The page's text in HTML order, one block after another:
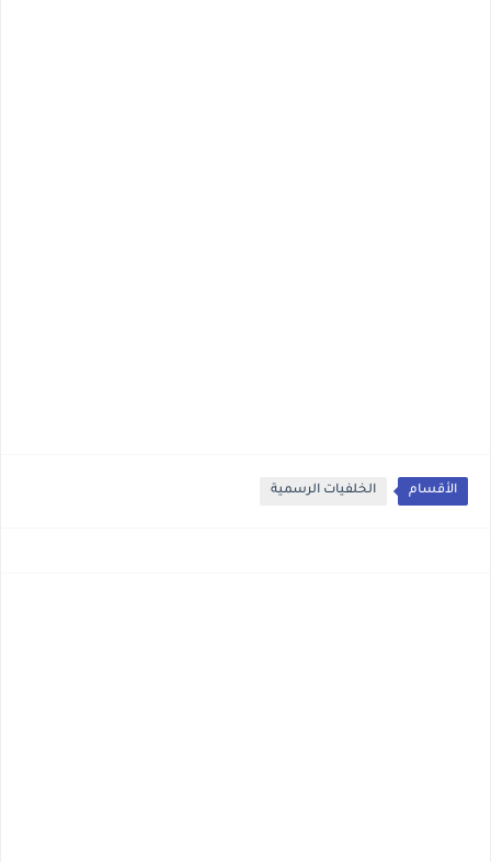
الأقسام الخلفيات الرسمية